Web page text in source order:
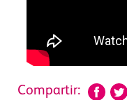
Compartir: